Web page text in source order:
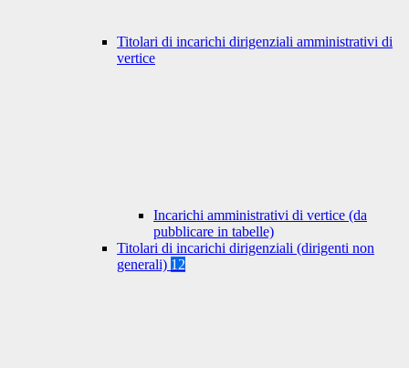
Titolari di incarichi dirigenziali amministrativi di
vertice
Incarichi amministrativi di vertice (da
pubblicare in tabelle)
Titolari di incarichi dirigenziali (dirigenti non
generali) 12